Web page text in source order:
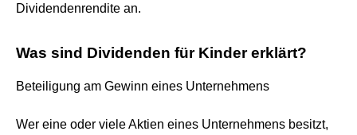
Dividendenrendite an.
Was sind Dividenden für Kinder erklärt?
Beteiligung am Gewinn eines Unternehmens
Wer eine oder viele Aktien eines Unternehmens besitzt,